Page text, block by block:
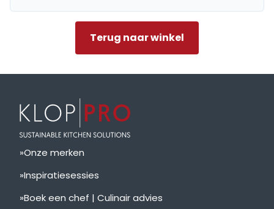
Terug naar winkel
Onze merken
Inspiratiesessies
Boek een chef | Culinair advies